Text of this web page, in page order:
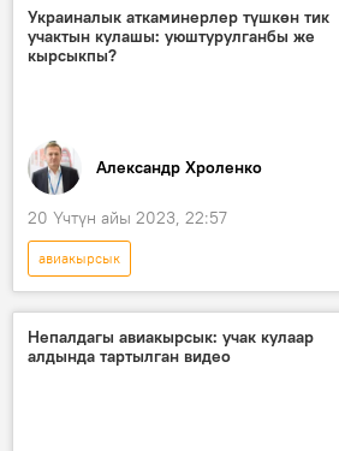
Видео
Украиналык аткаминерлер түшкөн тик
учактын кулашы: уюштурулганбы же
кырсыкпы?
Александр Хроленко
20 Үчтүн айы 2023, 22:57
авиакырсык
Колумнисттер
Дүйнөдө
Владимир Зеленский
Валерий
Непалдагы авиакырсык: учак кулаар
алдында тартылган видео